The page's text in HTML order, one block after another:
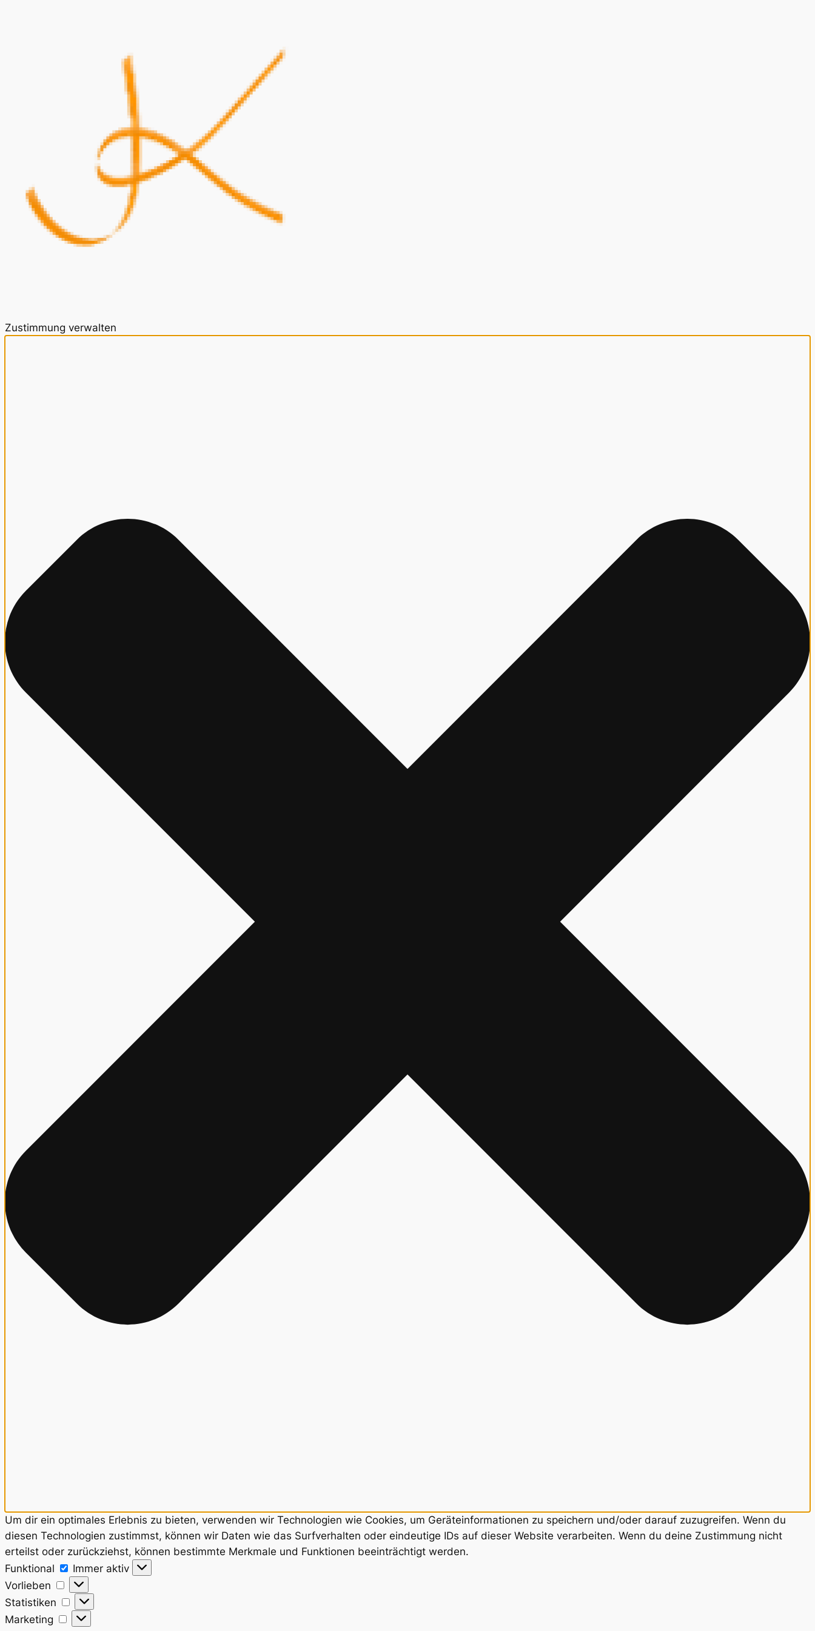
Zustimmung verwalten
Um dir ein optimales Erlebnis zu bieten, verwenden wir Technologien wie Cookies, um Geräteinformationen zu speichern und/oder darauf zuzugreifen. Wenn du
diesen Technologien zustimmst, können wir Daten wie das Surfverhalten oder eindeutige IDs auf dieser Website verarbeiten. Wenn du deine Zustimmung nicht
erteilst oder zurückziehst, können bestimmte Merkmale und Funktionen beeinträchtigt werden.
Funktional
Funktional
Immer aktiv
Vorlieben
Vorlieben
Statistiken
Statistiken
Marketing
Marketing